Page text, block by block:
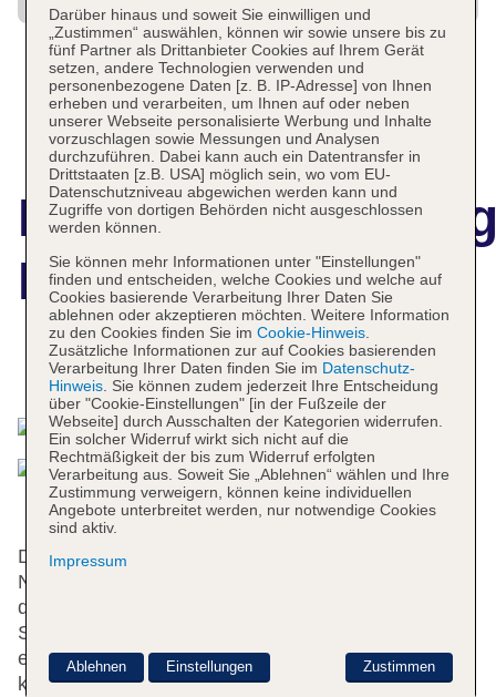
Palace Suites
Das bietet Ihre Unterkunft
Das Hotel mit einem Aufzug verfügt über 15
Nichtraucherzimmer. Das freundliche Personal an
der Rezeption ist gerne bei allen Fragen behilflich.
Serviceleistungen wie eine Gepäckaufbewahrung,
ein Safe und ein Geldautomat tragen zu einem
komfortablen Aufenthalt bei. Per WLAN erhalten die
Darüber hinaus und soweit Sie einwilligen und
„Zustimmen“ auswählen, können wir sowie unsere bis zu
fünf Partner als Drittanbieter Cookies auf Ihrem Gerät
setzen, andere Technologien verwenden und
personenbezogene Daten [z. B. IP-Adresse] von Ihnen
erheben und verarbeiten, um Ihnen auf oder neben
unserer Webseite personalisierte Werbung und Inhalte
vorzuschlagen sowie Messungen und Analysen
durchzuführen. Dabei kann auch ein Datentransfer in
Drittstaaten [z.B. USA] möglich sein, wo vom EU-
Datenschutzniveau abgewichen werden kann und
Zugriffe von dortigen Behörden nicht ausgeschlossen
werden können.
Sie können mehr Informationen unter "Einstellungen"
finden und entscheiden, welche Cookies und welche auf
Cookies basierende Verarbeitung Ihrer Daten Sie
ablehnen oder akzeptieren möchten. Weitere Information
zu den Cookies finden Sie im Cookie-Hinweis.
Zusätzliche Informationen zur auf Cookies basierenden
Verarbeitung Ihrer Daten finden Sie im Datenschutz-
Hinweis. Sie können zudem jederzeit Ihre Entscheidung
über "Cookie-Einstellungen" [in der Fußzeile der
Webseite] durch Ausschalten der Kategorien widerrufen.
Ein solcher Widerruf wirkt sich nicht auf die
Rechtmäßigkeit der bis zum Widerruf erfolgten
Verarbeitung aus. Soweit Sie „Ablehnen“ wählen und Ihre
Zustimmung verweigern, können keine individuellen
Angebote unterbreitet werden, nur notwendige Cookies
sind aktiv.
Impressum
Zustimmen
Ablehnen Einstellungen